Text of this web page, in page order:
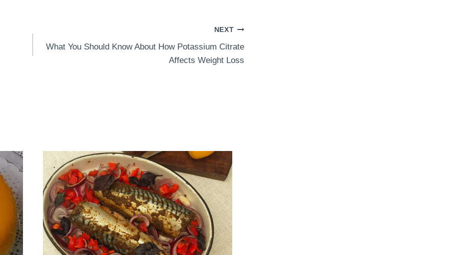
NEXT
What You Should Know About How Potassium Citrate
Affects Weight Loss